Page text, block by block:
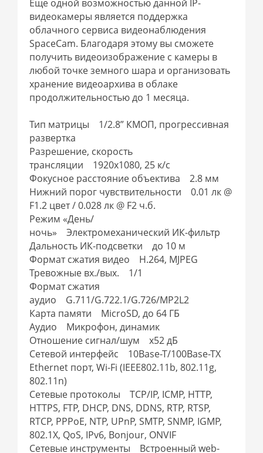
Еще одной возможностью данной IP-
видеокамеры является поддержка
облачного сервиса видеонаблюдения
SpaceCam. Благодаря этому вы сможете
получить видеоизображение с камеры в
любой точке земного шара и организовать
хранение видеоархива в облаке
продолжительностью до 1 месяца.
Тип матрицы 1/2.8” КМОП, прогрессивная
развертка
Разрешение, скорость
трансляции 1920х1080, 25 к/с
Фокусное расстояние объектива 2.8 мм
Нижний порог чувствительности 0.01 лк @
F1.2 цвет / 0.028 лк @ F2 ч.б.
Режим «День/
ночь» Электромеханический ИК-фильтр
Дальность ИК-подсветки до 10 м
Формат сжатия видео H.264, MJPEG
Тревожные вх./вых. 1/1
Формат сжатия
аудио G.711/G.722.1/G.726/MP2L2
Карта памяти MicroSD, до 64 ГБ
Аудио Микрофон, динамик
Отношение сигнал/шум x52 дБ
Сетевой интерфейс 10Base-T/100Base-TX
Ethernet порт, Wi-Fi (IEEE802.11b, 802.11g,
802.11n)
Сетевые протоколы TCP/IP, ICMP, HTTP,
HTTPS, FTP, DHCP, DNS, DDNS, RTP, RTSP,
RTCP, PPPoE, NTP, UPnP, SMTP, SNMP, IGMP,
802.1X, QoS, IPv6, Bonjour, ONVIF
Сетевые инструменты Встроенный web-